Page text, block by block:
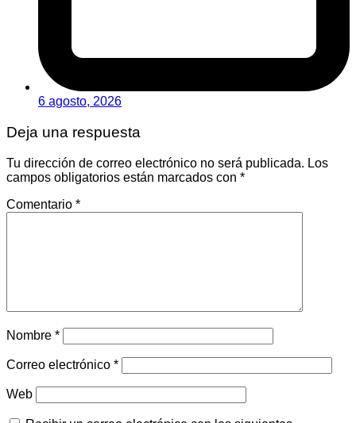
6 agosto, 2026
Deja una respuesta
Tu dirección de correo electrónico no será publicada. Los
campos obligatorios están marcados con *
Comentario *
Nombre *
Correo electrónico *
Web